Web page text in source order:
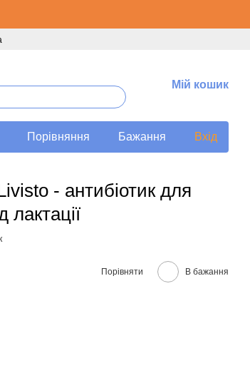
Мій кошик
Порівняння Бажання Вхід
- антибіотик для
лактації
Порівняти В бажання